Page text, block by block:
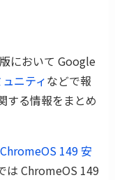
において Google
ニティなどで報
する情報をまとめ
149 安
は ChromeOS 149